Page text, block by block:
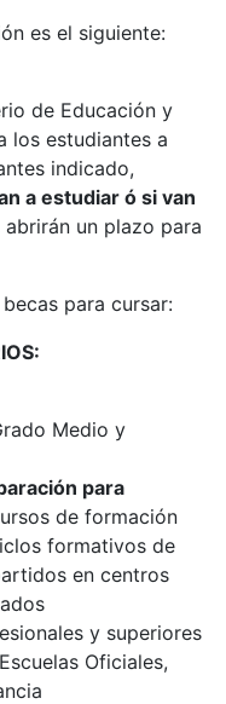
es el siguiente:
de Educación y
los estudiantes a
indicado,
a estudiar ó si van
un plazo para
para cursar:
Medio y
para
de formación
formativos de
en centros
y superiores
Oficiales,